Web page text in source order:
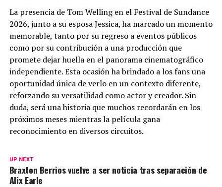
La presencia de Tom Welling en el Festival de Sundance
2026, junto a su esposa Jessica, ha marcado un momento
memorable, tanto por su regreso a eventos públicos
como por su contribución a una producción que
promete dejar huella en el panorama cinematográfico
independiente. Esta ocasión ha brindado a los fans una
oportunidad única de verlo en un contexto diferente,
reforzando su versatilidad como actor y creador. Sin
duda, será una historia que muchos recordarán en los
próximos meses mientras la película gana
reconocimiento en diversos circuitos.
UP NEXT
Braxton Berrios vuelve a ser noticia tras separación de
Alix Earle